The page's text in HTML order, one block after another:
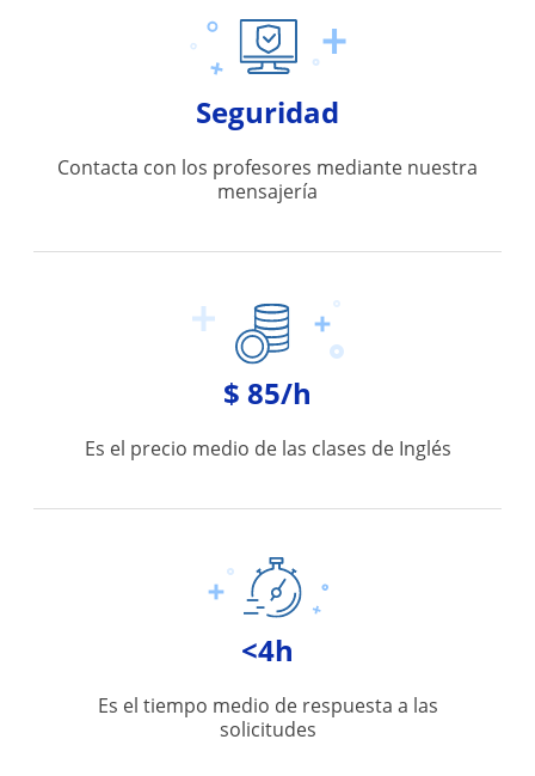
Seguridad
Contacta con los profesores mediante nuestra
mensajería
$ 85/h
Es el precio medio de las clases de Inglés
<4h
Es el tiempo medio de respuesta a las
solicitudes